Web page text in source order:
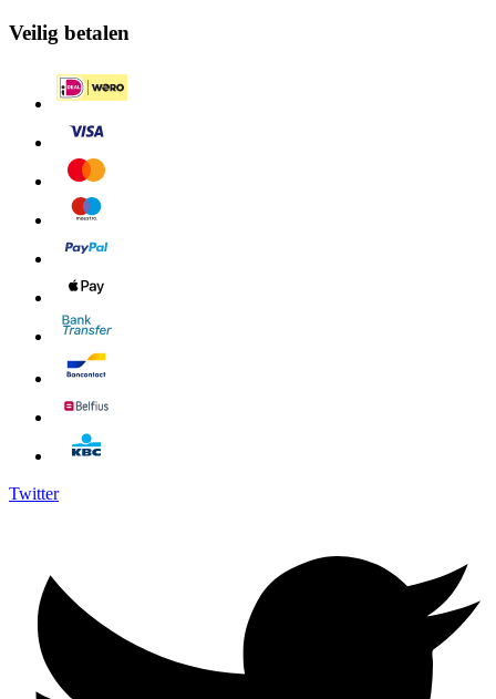
Veilig betalen
Twitter